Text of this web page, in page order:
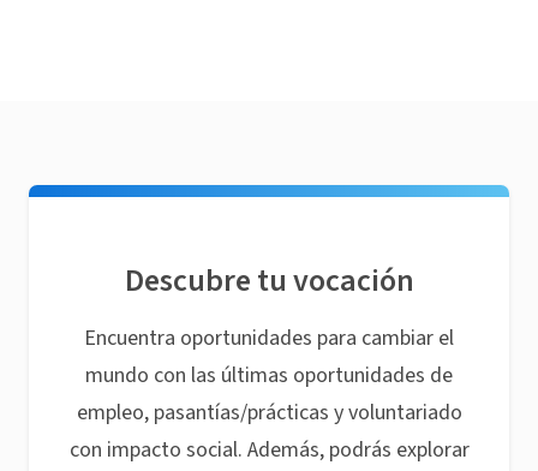
Descubre tu vocación
Encuentra oportunidades para cambiar el
mundo con las últimas oportunidades de
empleo, pasantías/prácticas y voluntariado
con impacto social. Además, podrás explorar